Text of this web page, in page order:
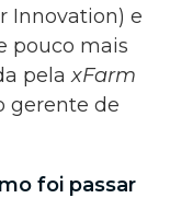
Innovation) e
pouco mais
pela xFarm
gerente de
foi passar